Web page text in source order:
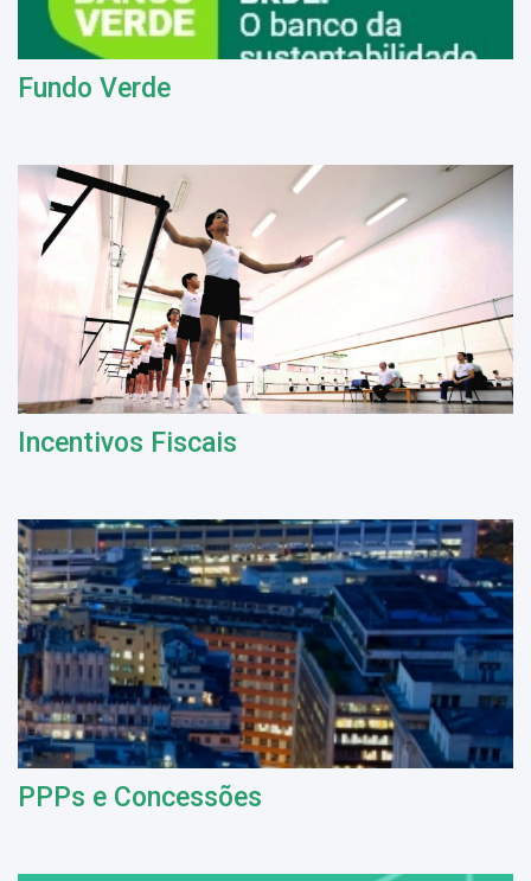
Fundo Verde
Incentivos Fiscais
PPPs e Concessões